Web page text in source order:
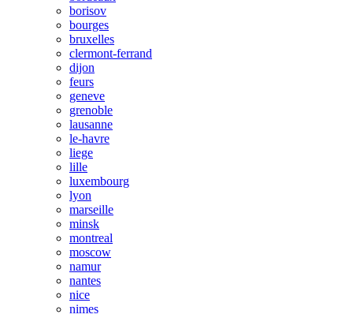
borisov
bourges
bruxelles
clermont-ferrand
dijon
feurs
geneve
grenoble
lausanne
le-havre
liege
lille
luxembourg
lyon
marseille
minsk
montreal
moscow
namur
nantes
nice
nimes